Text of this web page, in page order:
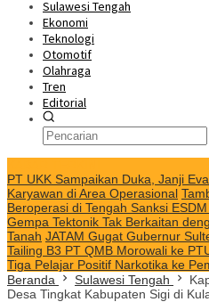
Sulawesi Tengah
Ekonomi
Teknologi
Otomotif
Olahraga
Tren
Editorial
PT UKK Sampaikan Duka, Janji
Karyawan di Area Operasional
Beroperasi di Tengah Sanksi
Gempa Tektonik Tak Berkaitan
Tanah JATAM Gugat Gubernur
Tailing B3 PT QMB Morowali ke
Tiga Pelajar Positif Narkotika ke
Beranda
Sulawesi Tengah
Desa Tingkat Kabupaten Sigi di